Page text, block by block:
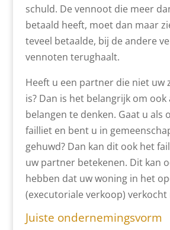
schuld. De vennoot die meer
betaald heeft, moet dan maar
teveel betaalde, bij de andere
vennoten terughaalt.
Heeft u een partner die niet uw
is? Dan is het belangrijk om ook
belangen te denken. Gaat u als
failliet en bent u in
gehuwd? Dan kan dit ook het
uw partner betekenen. Dit kan
hebben dat uw woning in het
(executoriale verkoop)
Juiste ondernemingsvorm